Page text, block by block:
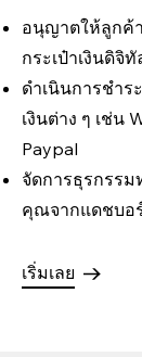
อนุญาตให้ลูกค้
กระเป๋าเงินดิจิ
ดำเนินการชำร
เงินต่าง ๆ เช่น
Paypal
จัดการธุรกรรม
คุณจากแดชบอ
เริ่มเลย